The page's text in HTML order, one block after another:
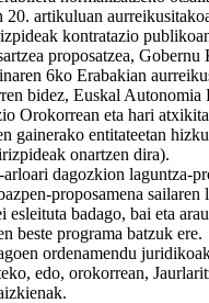
20. artikuluan
kontratazio
proposatzea, Gobernu
6ko Erabakian
bidez, Euskal Autonomia
Orokorrean eta hari
gainerako entitateetan
onartzen dira).
dagozkion laguntza-
proposamena sailaren
esleituta badago, bai eta
beste programa batzuk ere.
ordenamendu
edo, orokorrean,